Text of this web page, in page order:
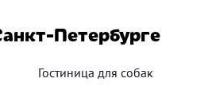
Петербурге
Гостиница для собак